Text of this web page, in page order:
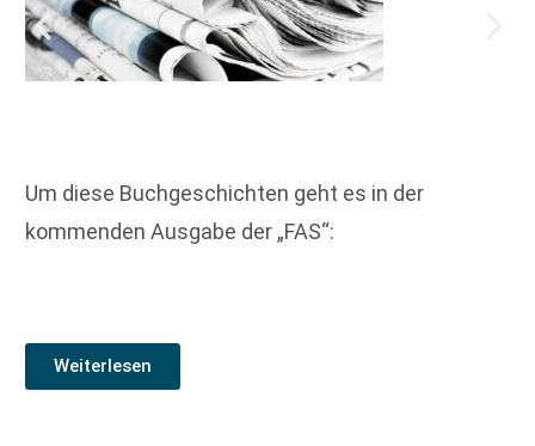
Um diese Buchgeschichten geht es in der
kommenden Ausgabe der „FAS“:
Weiterlesen